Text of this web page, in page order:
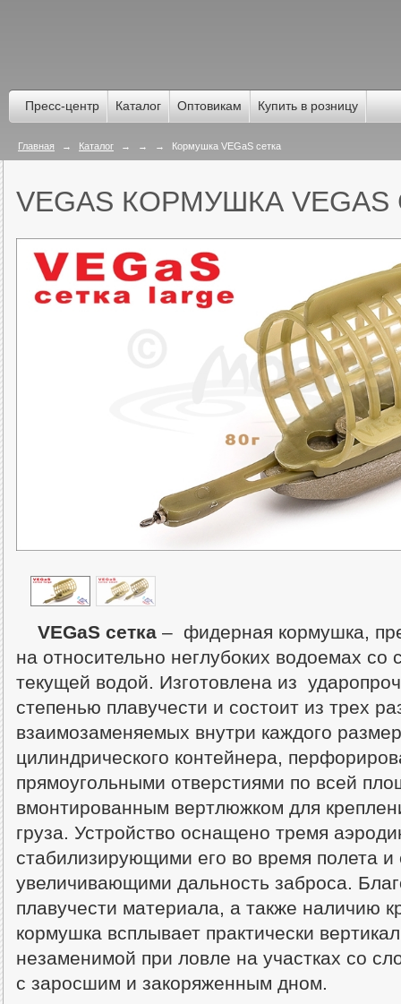
Пресс-центр Каталог Оптовикам Купить в розницу
Главная → Каталог → → → Кормушка VEGaS сетка
VEGAS КОРМУШКА
VEGaS сетка – фидерная кормушка,
на относительно неглубоких водоемах со
текущей водой. Изготовлена из
степенью плавучести и состоит из трех
взаимозаменяемых внутри каждого
цилиндрического контейнера,
прямоугольными отверстиями по всей
вмонтированным вертлюжком для
груза. Устройство оснащено тремя
стабилизирующими его во время полета и
увеличивающими дальность заброса.
плавучести материала, а также наличию
кормушка всплывает практически
незаменимой при ловле на участках со
с заросшим и закоряженным дном.